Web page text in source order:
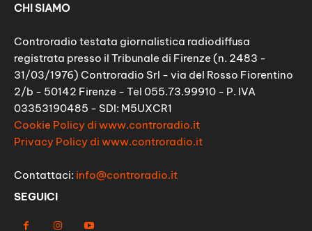
CHI SIAMO
Controradio testata giornalistica radiodiffusa
registrata presso il Tribunale di Firenze (n. 2483 -
31/03/1976) Controradio Srl - via del Rosso Fiorentino
2/b - 50142 Firenze - Tel 055.73.99910 - P. IVA
03353190485 - SDI: M5UXCR1
Cookie Policy di www.controradio.it
Privacy Policy di www.controradio.it
Contattaci: info@controradio.it
SEGUICI